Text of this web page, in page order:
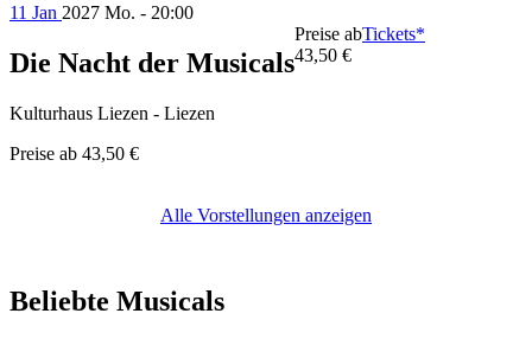
11 Jan 2027 Mo. - 20:00
Die Nacht der Musicals
Kulturhaus Liezen - Liezen
Preise ab 43,50 €
Preise ab
43,50 €
Tickets*
Alle Vorstellungen anzeigen
Beliebte Musicals